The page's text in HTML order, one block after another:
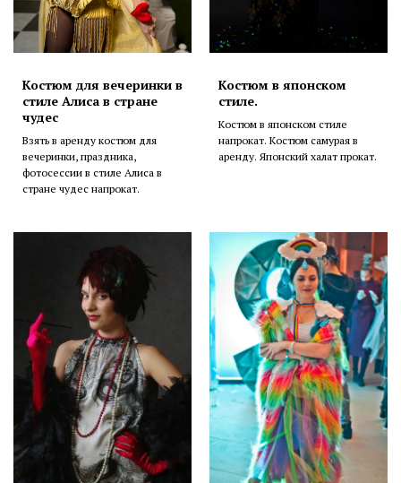
Костюм для вечеринки в
стиле Алиса в стране
чудес
Взять в аренду костюм для
вечеринки, праздника,
фотосессии в стиле Алиса в
стране чудес напрокат.
Костюм в японском
стиле.
Костюм в японском стиле
напрокат. Костюм самурая в
аренду. Японский халат прокат.